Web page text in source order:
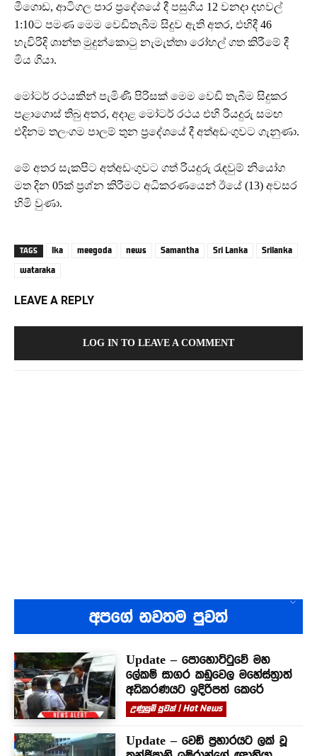
මීගොඩ, ආටිගල පාර ප්‍රදේශයේ දී පසුගිය 12 වනදා දහවල්
1:10ට පමණ මෙම වෙඩිතැබීම සිදුව ඇති අතර, එහිදී 46
හැවිරිදි ශාන්ත මුදුන්කොටු නැමැත්තා රෝහල් ගත කිරීමේ දී
මිය ගියා.
මෝටර් රථයකින් පැමිණි පිරිසක් මෙම වෙඩි තැබීම සිදුකර
පළාගොස් තිබු අතර, අදාළ මෝටර් රථය එහි රියදුරු සමඟ
එදිනම තලංගම පාලම් තුන ප්‍රදේශයේ දී අත්අඩංගුවට ගැනුණා.
මේ අතර සැකපිට අත්අඩංගුවට ගත් රියදුරු රැඳවුම් නියෝග
මත දින 05ක් ප්‍රශ්න කිරීමට අධිකරණයෙන් ඊයේ (13) අවසර
හිමි වුණා.
TAGS lka meegoda news Samantha Sri Lanka
Srilanka
wataraka
LEAVE A REPLY
LOG IN TO LEAVE A COMMENT
අපගේ නවතම පුවත්
Update – පොහොට්ටුවේ මහ
ලේකම් සාගර කඩුවෙල මහේස්ත්‍රාත්
අධිකරණයට ඉදිරිපත් කෙරේ
උණුසුම් පුවත් | Hot News
Update – වෙඩි ප්‍රහාරයට ලක් වූ